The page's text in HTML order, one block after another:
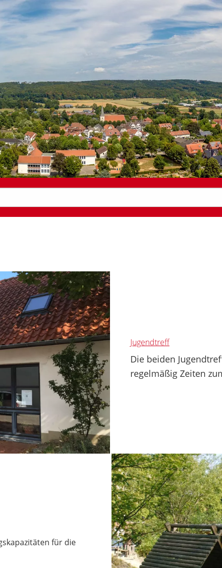
Jugendtreff
Die beiden
regelmäßig Zeiten
für die